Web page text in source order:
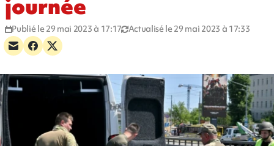
journée
Publié le 29 mai 2023 à 17:17 Actualisé le 29 mai 2023 à 17:33